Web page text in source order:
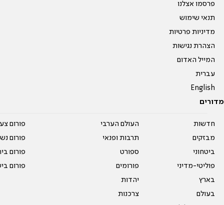
פרסמו אצלנו
תנאי שימוש
מדיניות פרטיות
הצהרת נגישות
המייל האדום
עברית
English
מדורים
חדשות
מבזקים
ביטחוני
פוליטי-מדיני
בארץ
בעולם
העולם הערבי
תרבות ופנאי
ספורט
פורומים
יהדות
צרכנות
פורום
פורום
פורום
פורום